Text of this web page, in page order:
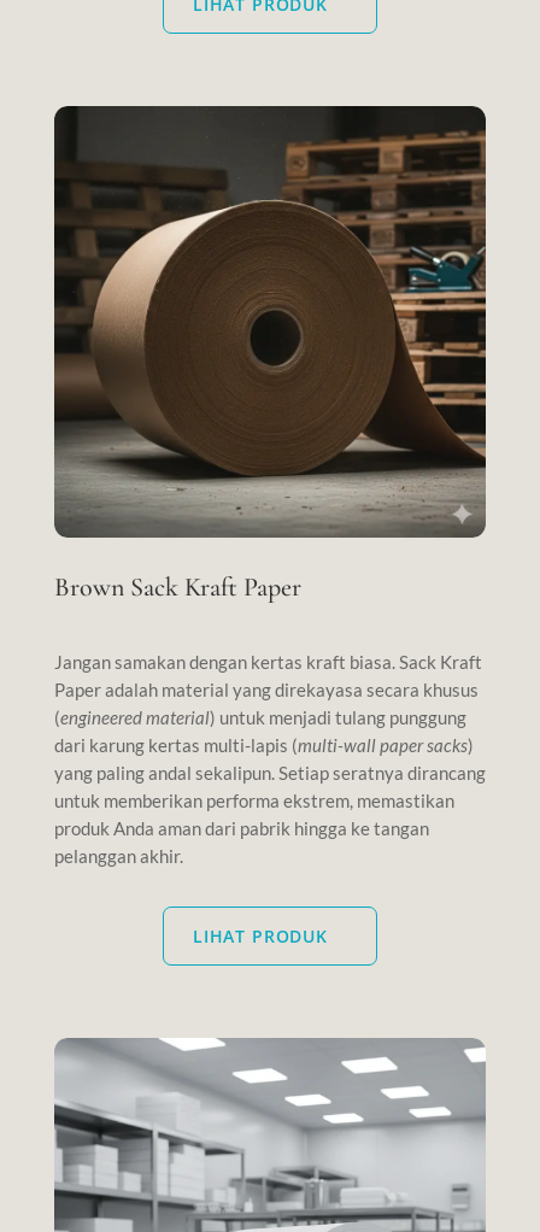
Brown Sack Kraft Paper
Jangan samakan dengan kertas kraft biasa. Sack Kraft
Paper adalah material yang direkayasa secara khusus
(engineered material) untuk menjadi tulang punggung
dari karung kertas multi-lapis (multi-wall paper sacks)
yang paling andal sekalipun. Setiap seratnya dirancang
untuk memberikan performa ekstrem, memastikan
produk Anda aman dari pabrik hingga ke tangan
pelanggan akhir.
LIHAT PRODUK